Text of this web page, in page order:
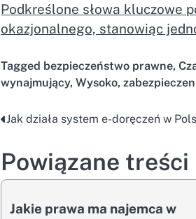
Podkreślone słowa kluczowe
okazjonalnego, stanowiąc
Tagged bezpieczeństwo prawne,
wynajmujący,Wysoko,
Nawigacja
Jak działa system e-doręczeń w
Powiązane treści
Jakie prawa ma najemca w